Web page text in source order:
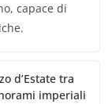
capace di
d’Estate tra
imperiali